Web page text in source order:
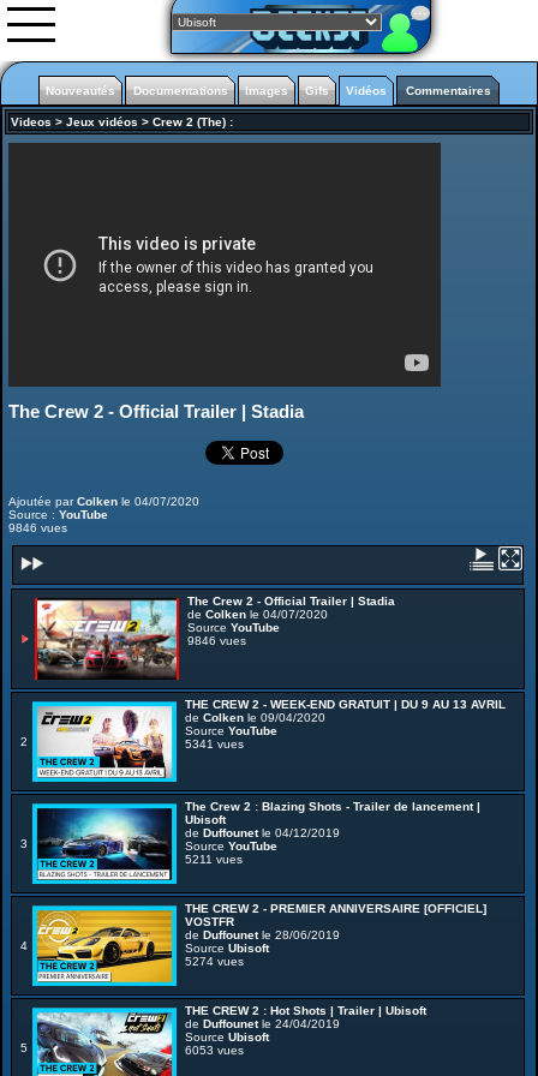
Images
Vidéos
0rgani
Partenariats
Starlink battle for atlas
Nouveautés Documentations Images Gifs Vidéos Commentaires
Videos > Jeux vidéos > Crew 2 (The) :
The Crew 2 - Official Trailer | Stadia
Ajoutée parColken le 04/07/2020
Source : YouTube
9846 vues
The Crew 2 - Official Trailer | Stadia
de Colken le 04/07/2020
Source YouTube
9846 vues
2
THE CREW 2 - WEEK-END GRATUIT | DU 9 AU 13 AVRIL
de Colken le 09/04/2020
Source YouTube
5341 vues
3
The Crew 2 : Blazing Shots - Trailer de lancement |
Ubisoft
de Duffounetle 04/12/2019
Source YouTube
5211 vues
4
THE CREW 2 - PREMIER ANNIVERSAIRE [OFFICIEL]
VOSTFR
de Duffounetle 28/06/2019
Source Ubisoft
5274 vues
5
THE CREW 2 : Hot Shots | Trailer | Ubisoft
de Duffounetle 24/04/2019
Source Ubisoft
6053 vues